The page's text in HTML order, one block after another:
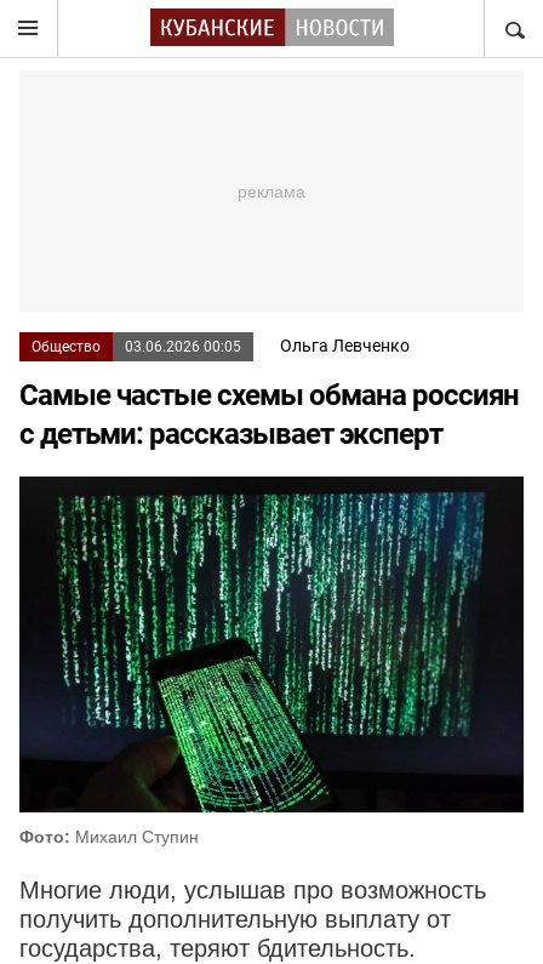
Общество 03.06.2026 00:05 Ольга Левченко
Самые частые схемы обмана россиян
с детьми: рассказывает эксперт
Фото: Михаил Ступин
Многие люди, услышав про возможность
получить дополнительную выплату от
государства, теряют бдительность.